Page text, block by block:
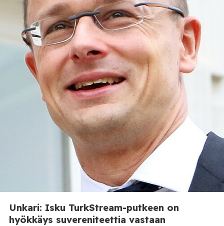
Unkari: Isku TurkStream-putkeen on
hyökkäys suvereniteettia vastaan